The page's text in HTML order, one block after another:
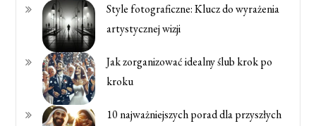
Style fotograficzne: Klucz do wyrażenia
artystycznej wizji
Jak zorganizować idealny ślub krok po
kroku
10 najważniejszych porad dla przyszłych